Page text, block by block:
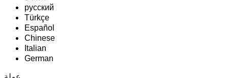
русский
Türkçe
Español
Chinese
Italian
German